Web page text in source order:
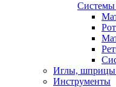
Системы
Иглы, шприцы
Инструменты